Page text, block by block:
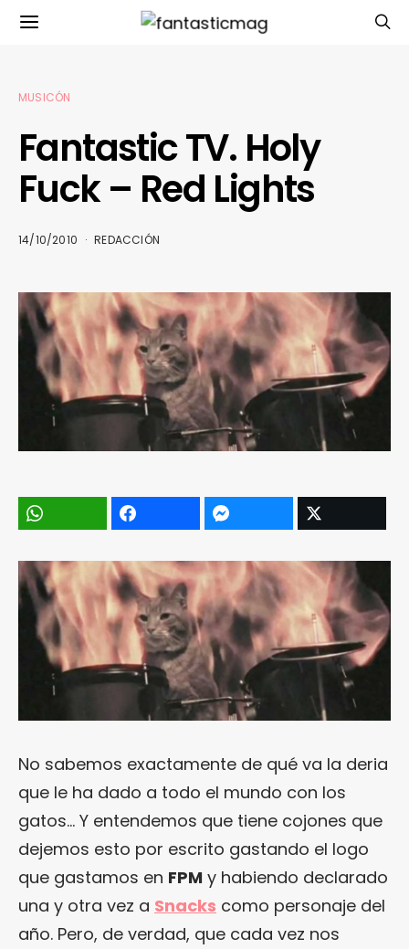
MUSICÓN
Fantastic TV. Holy
Fuck – Red Lights
14/10/2010 REDACCIÓN
No sabemos exactamente de qué va la deria
que le ha dado a todo el mundo con los
gatos… Y entendemos que tiene cojones que
dejemos esto por escrito gastando el logo
que gastamos en FPM y habiendo declarado
una y otra vez a Snacks como personaje del
año. Pero, de verdad, que cada vez nos